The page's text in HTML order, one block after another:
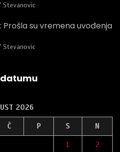
Stevanovic
Prošla su vremena uvođenja
Stevanovic
2026
Č P S N
1 2